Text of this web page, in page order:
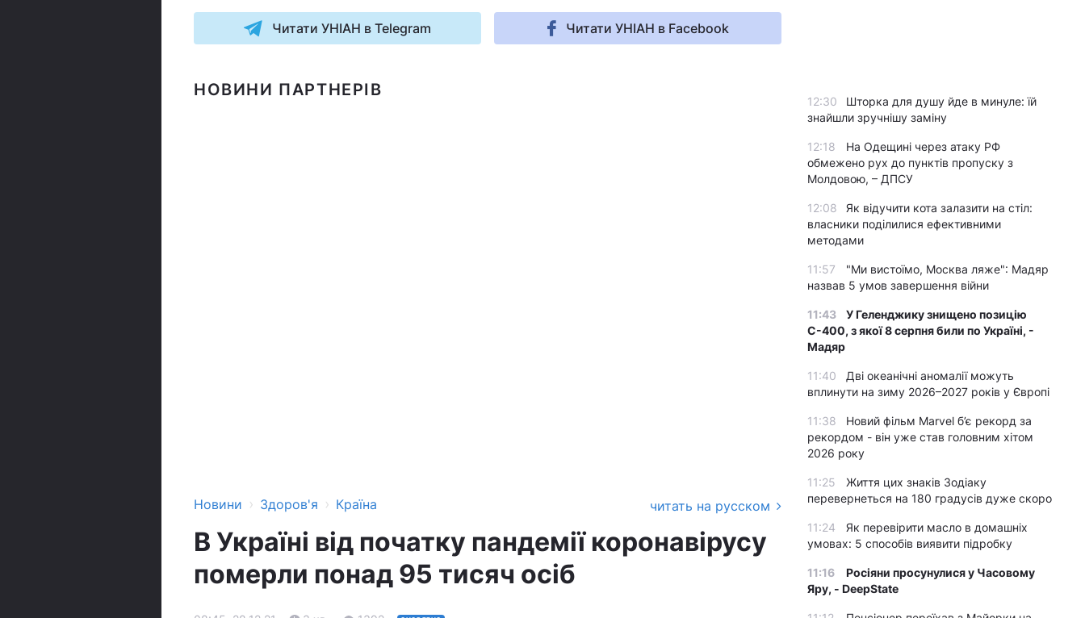
Читати УНІАН в Telegram Читати УНІАН в Facebook
НОВИНИ ПАРТНЕРІВ
Новини › Здоров'я › Країна читать на русском
В Україні від початку пандемії коронавірусу
померли понад 95 тисяч осіб
12:30
Шторка для душу йде в минуле: їй
знайшли зручнішу заміну
12:18
На Одещині через атаку РФ
обмежено рух до пунктів пропуску з
Молдовою, – ДПСУ
12:08
Як відучити кота залазити на стіл:
власники поділилися ефективними
методами
11:57
"Ми вистоїмо, Москва ляже": Мадяр
назвав 5 умов завершення війни
11:43
У Геленджику знищено позицію
С-400, з якої 8 серпня били по Україні, -
Мадяр
11:40
Дві океанічні аномалії можуть
вплинути на зиму 2026–2027 років у Європі
11:38
Новий фільм Marvel б’є рекорд за
рекордом - він уже став головним хітом
2026 року
11:25
Життя цих знаків Зодіаку
перевернеться на 180 градусів дуже скоро
11:24
Як перевірити масло в домашніх
умовах: 5 способів виявити підробку
11:16
Росіяни просунулися у Часовому
Яру, - DeepState